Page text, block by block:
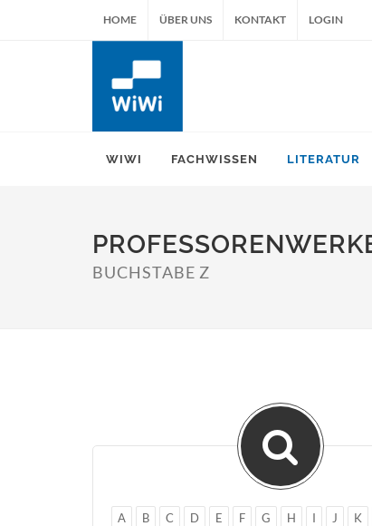
HOME ÜBER UNS KONTAKT LOGIN
WIWI FACHWISSEN LITERATUR
BUCHSTABE Z
A B C D E F G H I J K